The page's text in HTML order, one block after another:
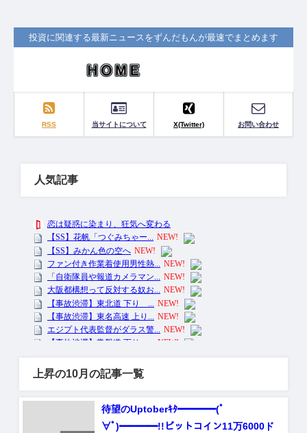
投資に関連する最新ニュースをずんだもんが最速でまとめます
RSS 当サイトについて X(Twitter) お問い合わせ
人気記事
上昇の10月の記事一覧
待望のUptoberｷﾀ━━━━(ﾟ
∀ﾟ)━━━━!!ビットコイン11万6000ド